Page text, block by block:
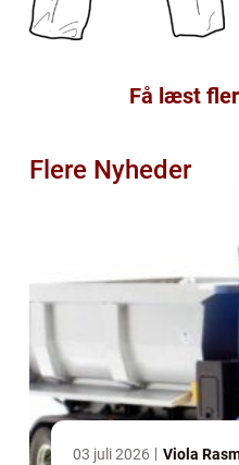
Få læst
Flere Nyheder
03 juli 2026 Viola